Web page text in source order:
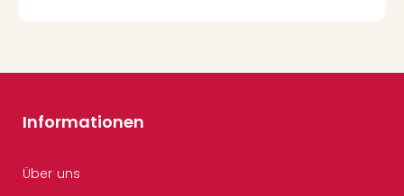
Informationen
Über uns